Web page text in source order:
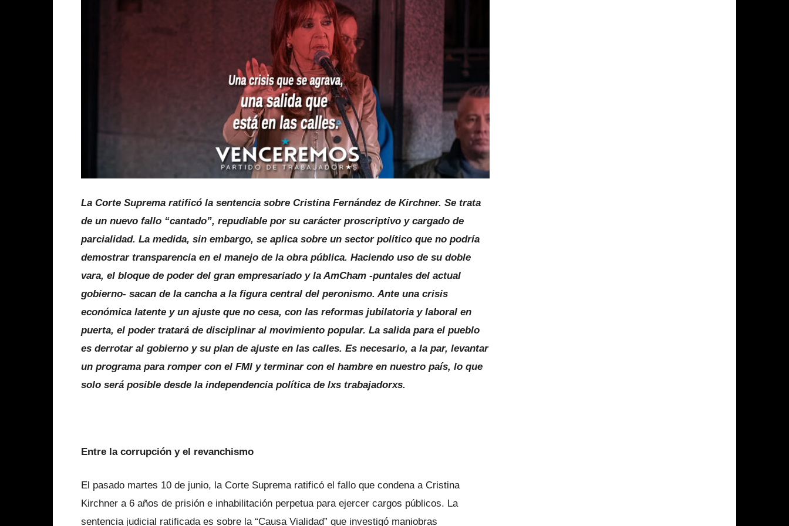
La Corte Suprema ratificó la sentencia sobre Cristina Fernández de Kirchner. Se trata
de un nuevo fallo “cantado”, repudiable por su carácter proscriptivo y cargado de
parcialidad. La medida, sin embargo, se aplica sobre un sector político que no podría
demostrar transparencia en el manejo de la obra pública. Haciendo uso de su doble
vara, el bloque de poder del gran empresariado y la AmCham -puntales del actual
gobierno- sacan de la cancha a la figura central del peronismo. Ante una crisis
económica latente y un ajuste que no cesa, con las reformas jubilatoria y laboral en
puerta, el poder tratará de disciplinar al movimiento popular. La salida para el pueblo
es derrotar al gobierno y su plan de ajuste en las calles. Es necesario, a la par, levantar
un programa para romper con el FMI y terminar con el hambre en nuestro país, lo que
solo será posible desde la independencia política de lxs trabajadorxs.
Entre la corrupción y el revanchismo
El pasado martes 10 de junio, la Corte Suprema ratificó el fallo que condena a Cristina
Kirchner a 6 años de prisión e inhabilitación perpetua para ejercer cargos públicos. La
sentencia judicial ratificada es sobre la “Causa Vialidad” que investigó maniobras